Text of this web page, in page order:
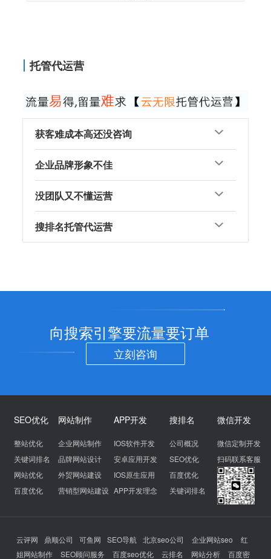
托管代运营
获客难成本高还没咨询
企业品牌形象不佳
没团队又不懂运营
搜排名托管代运营
向搜索引擎要流量要订单
立刻咨询
SEO优化
整站优化
关键词排名
网站优化
百度优化
网站制作
企业网站制作
品牌网站设计
外贸网站建设
营销型网站建设
APP开发
IOS软件开发
安卓应用开发
IOS原生应用
APP开发理念
搜排名
公司概况
SEO优化
百度优化
关键词排名
微信开发
微信定制开发
扫码联系客服
云评网 鼎顺公司 可鱼网 SEO导航 北京seo公司 企业网站seo
红
姐网站制作
SEO顾问服务 百度seo优化 云排名 网站分析 百度密